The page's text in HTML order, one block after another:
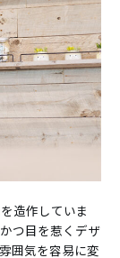
造作していま
つ目を惹くデザ
囲気を容易に変